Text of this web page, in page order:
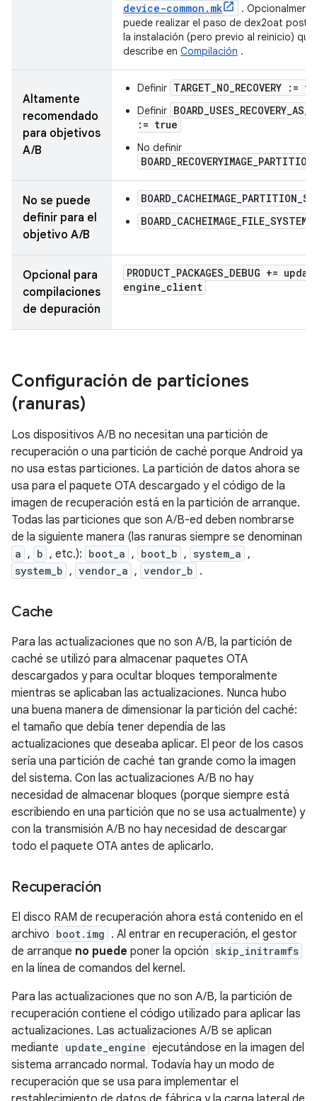
device-common . mk
.
puede realizar el paso de dex2oat
la instalación (pero previo al reinicio) que
describe en Compilación .
Altamente
recomendado
para objetivos
A/B
Definir TARGET_NO_RECOVERY :=
Definir
:= true
No definir
No se puede
definir para el
objetivo A/B
Opcional para
compilaciones
de depuración
PRODUCT PACKAGES DEBUG +=
engine client
Configuración de particiones
(ranuras)
Los dispositivos A/B no necesitan una partición de
recuperación o una partición de caché porque Android ya
no usa estas particiones. La partición de datos ahora se
usa para el paquete OTA descargado y el código de la
imagen de recuperación está en la partición de arranque.
Todas las particiones que son A/B-ed deben nombrarse
de la siguiente manera (las ranuras siempre se denominan
a , b , etc.): boot_a , boot_b , system_a ,
system_b , vendor_a , vendor_b .
Cache
Para las actualizaciones que no son A/B, la partición de
caché se utilizó para almacenar paquetes OTA
descargados y para ocultar bloques temporalmente
mientras se aplicaban las actualizaciones. Nunca hubo
una buena manera de dimensionar la partición del caché:
el tamaño que debía tener dependía de las
actualizaciones que deseaba aplicar. El peor de los casos
sería una partición de caché tan grande como la imagen
del sistema. Con las actualizaciones A/B no hay
necesidad de almacenar bloques (porque siempre está
escribiendo en una partición que no se usa actualmente) y
con la transmisión A/B no hay necesidad de descargar
todo el paquete OTA antes de aplicarlo.
Recuperación
El disco RAM de recuperación ahora está contenido en el
archivo boot.img . Al entrar en recuperación, el gestor
de arranque no puede poner la opción skip_initramfs
en la línea de comandos del kernel.
Para las actualizaciones que no son A/B, la partición de
recuperación contiene el código utilizado para aplicar las
actualizaciones. Las actualizaciones A/B se aplican
mediante update_engine ejecutándose en la imagen del
sistema arrancado normal. Todavía hay un modo de
recuperación que se usa para implementar el